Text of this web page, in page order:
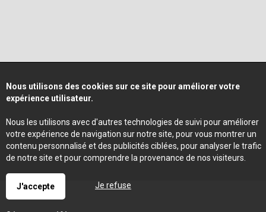
Nous utilisons des cookies sur ce site pour améliorer votre
expérience utilisateur.
Nous les utilisons avec d'autres technologies de suivi pour améliorer
votre expérience de navigation sur notre site, pour vous montrer un
contenu personnalisé et des publicités ciblées, pour analyser le trafic
de notre site et pour comprendre la provenance de nos visiteurs.
J'accepte Je refuse